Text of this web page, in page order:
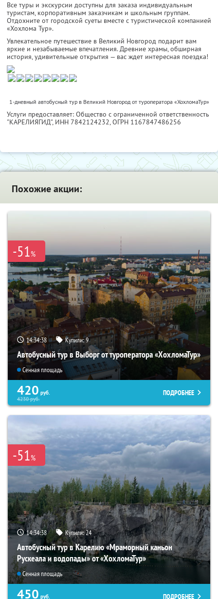
Все туры и экскурсии доступны для заказа индивидуальным
туристам, корпоративным заказчикам и школьным группам.
Отдохните от городской суеты вместе с туристической компанией
«Хохлома Тур».
Увлекательное путешествие в Великий Новгород подарит вам
яркие и незабываемые впечатления. Древние храмы, обширная
история, удивительные открытия — вас ждет интересная поездка!
1-дневный автобусный тур в Великий Новгород от туроператора «ХохломаТур»
Услуги предоставляет: Общество с ограниченной ответственность
"КАРЕЛИЯГИД", ИНН 7842124232, ОГРН 1167847486256
Похожие акции:
-51%
14:34:37 Купили:9
Автобусный тур в Выборг от туроператора «ХохломаТур»
Сенная площадь
420 руб.
4230руб.
ПОДРОБНЕЕ
-51%
14:34:37 Купили:24
Автобусный тур в Карелию «Мраморный каньон
Рускеала и водопады» от «ХохломаТур»
Сенная площадь
450 руб. ПОДРОБНЕЕ